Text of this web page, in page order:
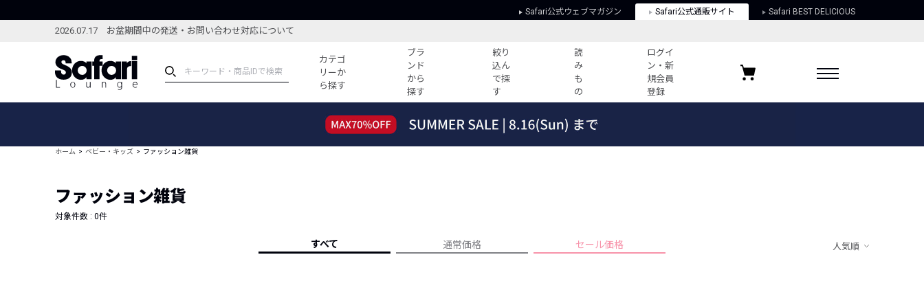
Safari公式ウェブマガジン Safari公式通販サイト Safari BEST DELICIOUS
2026.07.17 お盆期間中の発送・お問い合わせ対応について
カテゴ
リーか
ら探す
ブラ
ンド
から
探す
絞り
込ん
で探
す
読
み
も
の
ログイ
ン・新
規会員
登録
ブランドから探す
新着アイテム
編集部のおすすめアイテム
すべての記事
人気記事ランキング
プライバシーポリシー
お気に入りブランド
ホーム ベビー・キッズ ファッション雑貨
ファッション雑貨
対象件数 : 0件
すべて 通常価格 セール価格 人気順